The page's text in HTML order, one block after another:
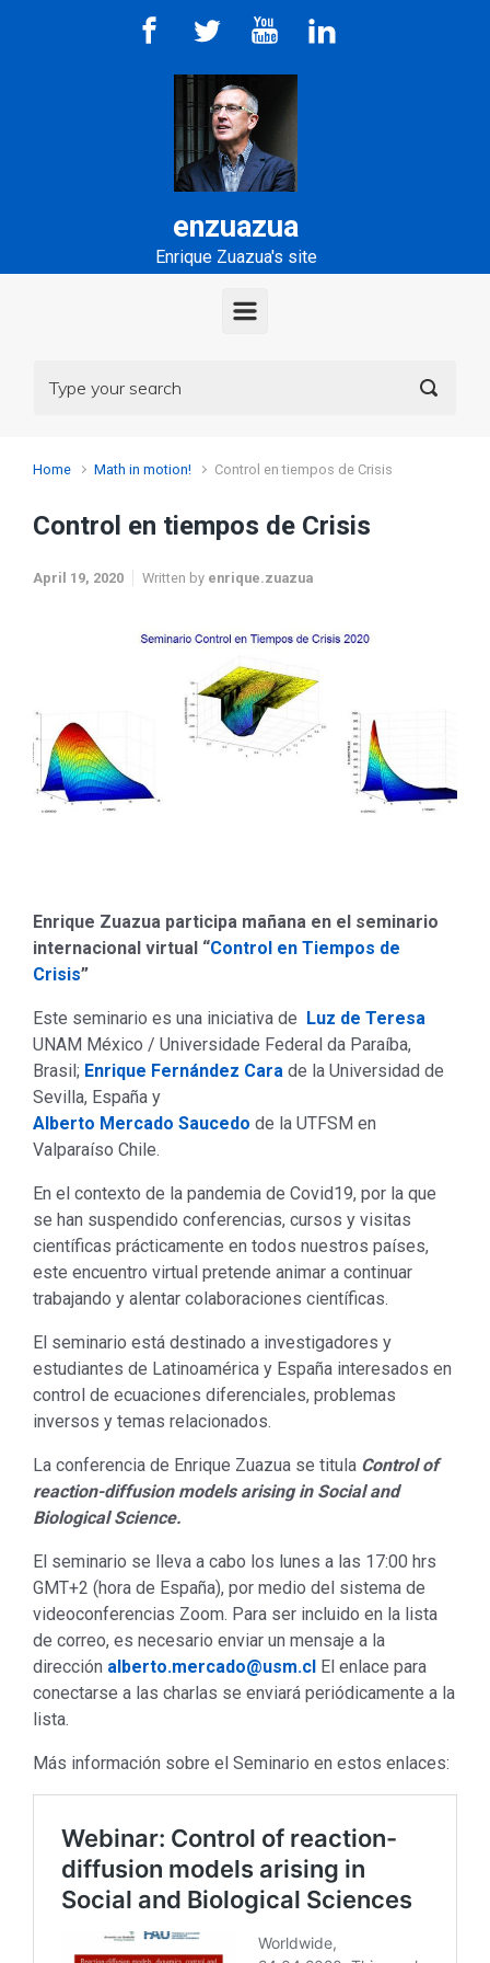
Skip to main content
enzuazua
Enrique Zuazua's site
Home Math in motion! Control en tiempos de Crisis
Control en tiempos de Crisis
April 19, 2020 Written by enrique.zuazua
Enrique Zuazua participa mañana en el seminario
internacional virtual “Control en Tiempos de
Crisis”
Este seminario es una iniciativa de Luz de Teresa
UNAM México / Universidade Federal da Paraíba,
Brasil; Enrique Fernández Cara de la Universidad de
Sevilla, España y
Alberto Mercado Saucedo de la UTFSM en
Valparaíso Chile.
En el contexto de la pandemia de Covid19, por la que
se han suspendido conferencias, cursos y visitas
científicas prácticamente en todos nuestros países,
este encuentro virtual pretende animar a continuar
trabajando y alentar colaboraciones científicas.
El seminario está destinado a investigadores y
estudiantes de Latinoamérica y España interesados en
control de ecuaciones diferenciales, problemas
inversos y temas relacionados.
La conferencia de Enrique Zuazua se titula Control of
reaction-diffusion models arising in Social and
Biological Science.
El seminario se lleva a cabo los lunes a las 17:00 hrs
GMT+2 (hora de España), por medio del sistema de
videoconferencias Zoom. Para ser incluido en la lista
de correo, es necesario enviar un mensaje a la
dirección alberto.mercado@usm.cl El enlace para
conectarse a las charlas se enviará periódicamente a la
lista.
Más información sobre el Seminario en estos enlaces: